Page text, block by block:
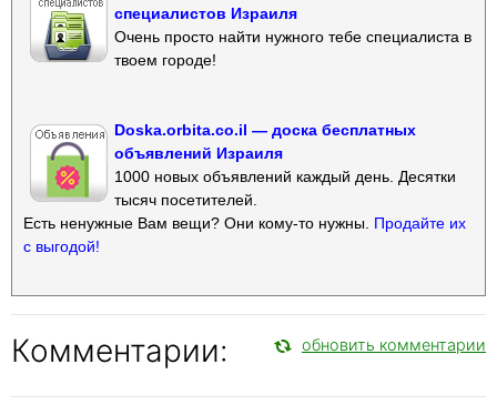
специалистов Израиля
Очень просто найти нужного тебе специалиста в
твоем городе!
Doska.orbita.co.il — доска бесплатных
объявлений Израиля
1000 новых объявлений каждый день. Десятки
тысяч посетителей.
Есть ненужные Вам вещи? Они кому-то нужны. Продайте их
с выгодой!
Комментарии: обновить комментарии